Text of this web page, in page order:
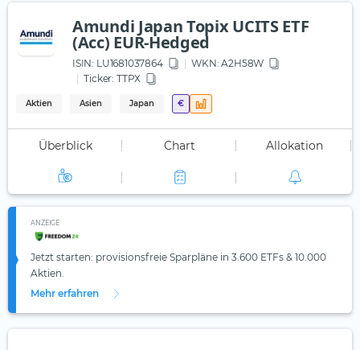
Amundi Japan Topix UCITS ETF
(Acc) EUR-Hedged
ISIN: LU1681037864 WKN: A2H58W
Ticker: TTPX
Aktien Asien Japan €
Überblick Chart Allokation
ANZEIGE
Jetzt starten: provisionsfreie Sparpläne in 3.600 ETFs & 10.000
Aktien.
Mehr erfahren